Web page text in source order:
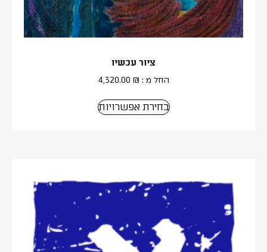
ציור עכשיו
החל מ : 4,320.00 ₪
בחירת אפשרויות